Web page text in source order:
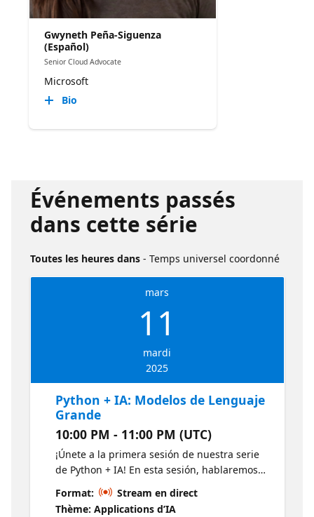
Gwyneth Peña-Siguenza
(Español)
Senior Cloud Advocate
Microsoft
Bio
Événements passés
dans cette série
Toutes les heures dans - Temps universel coordonné
mars
11
mardi
2025
Python + IA: Modelos de Lenguaje
Grande
10:00 PM - 11:00 PM (UTC)
¡Únete a la primera sesión de nuestra serie
de Python + IA! En esta sesión, hablaremos
sobre los Modelos de Lenguaje Grande
(LLMs), los modelos que impulsan ChatGPT y
Format:
Stream en direct
Thème: Applications d’IA